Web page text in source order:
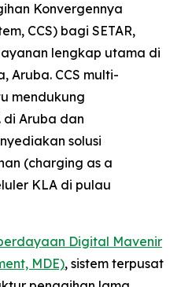
Konvergennya
CCS) bagi SETAR,
lengkap utama di
Aruba. CCS multi-
mendukung
di Aruba dan
solusi
(charging as a
KLA di pulau
Digital Mavenir
MDE), sistem terpusat